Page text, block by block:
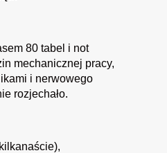
80 tabel i not
mechanicznej pracy,
i nerwowego
rozjechało.